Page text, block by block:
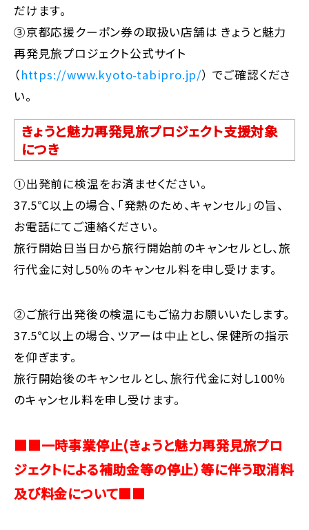
だけます。
③京都応援クーポン券の取扱い店舗は きょうと魅力
再発見旅プロジェクト公式サイト
（https://www.kyoto-tabipro.jp/） でご確認くださ
い。
きょうと魅力再発見旅プロジェクト支援対象
につき
①出発前に検温をお済ませください。
37.5℃以上の場合、「発熱のため、キャンセル」の旨、
お電話にてご連絡ください。
旅行開始日当日から旅行開始前のキャンセルとし、旅
行代金に対し50％のキャンセル料を申し受けます。
②ご旅行出発後の検温にもご協力お願いいたします。
37.5℃以上の場合、ツアーは中止とし、保健所の指示
を仰ぎます。
旅行開始後のキャンセルとし、旅行代金に対し100％
のキャンセル料を申し受けます。
■■一時事業停止(きょうと魅力再発見旅プロ
ジェクトによる補助金等の停止）等に伴う取消料
及び料金について■■